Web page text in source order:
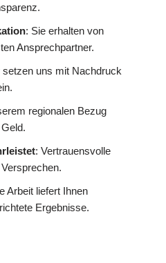
: Sie erhalten von
Ansprechpartner.
setzen uns mit Nachdruck
regionalen Bezug
: Vertrauensvolle
Arbeit liefert Ihnen
Ergebnisse.